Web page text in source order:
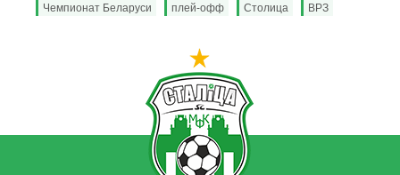
Чемпионат Беларуси плей-офф Столица ВРЗ